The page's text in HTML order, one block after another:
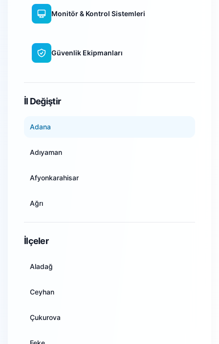
Monitör & Kontrol Sistemleri
Güvenlik Ekipmanları
İl Değiştir
Adana
Adıyaman
Afyonkarahisar
Ağrı
İlçeler
Aladağ
Ceyhan
Çukurova